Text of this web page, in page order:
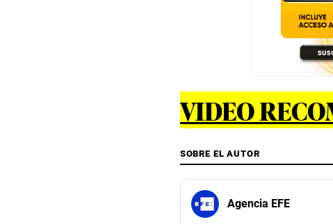
VIDEO
SOBRE EL AUTOR
Agencia EFE